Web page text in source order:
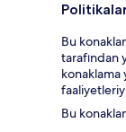
Bu
tarafından
konaklama
Bu